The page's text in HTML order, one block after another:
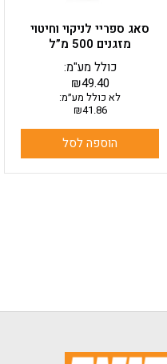
סאג ספריי לניקוי וחיטוי
מזגנים 500 מ”ל
₪49.40
כולל מע"מ:
לא כולל מע״מ:
₪41.86
הוספה לסל